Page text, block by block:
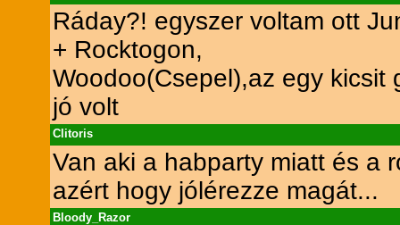
Ráday?! egyszer voltam ott
+ Rocktogon,
Woodoo(Csepel),az egy kicsit
jó volt
Clitoris
Van aki a habparty miatt és a
azért hogy jólérezze magát...
Bloody_Razor